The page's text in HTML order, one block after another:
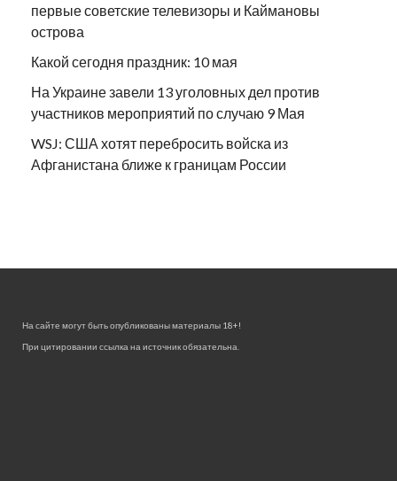
первые советские телевизоры и Каймановы
острова
Какой сегодня праздник: 10 мая
На Украине завели 13 уголовных дел против
участников мероприятий по случаю 9 Мая
WSJ: США хотят перебросить войска из
Афганистана ближе к границам России
На сайте могут быть опубликованы материалы 18+!
При цитировании ссылка на источник обязательна.